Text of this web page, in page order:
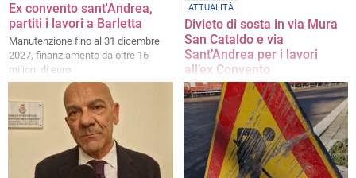
Ex convento sant'Andrea,
partiti i lavori a Barletta
Manutenzione fino al 31 dicembre
2027, finanziamento da oltre 16
milioni di euro
ATTUALITÀ
Divieto di sosta in via Mura
San Cataldo e via
Sant’Andrea per i lavori
all’ex Convento
Dal 31 luglio al 31 agosto stop alla
sosta nelle aree adiacenti all’ex
Convento di Sant’Andrea